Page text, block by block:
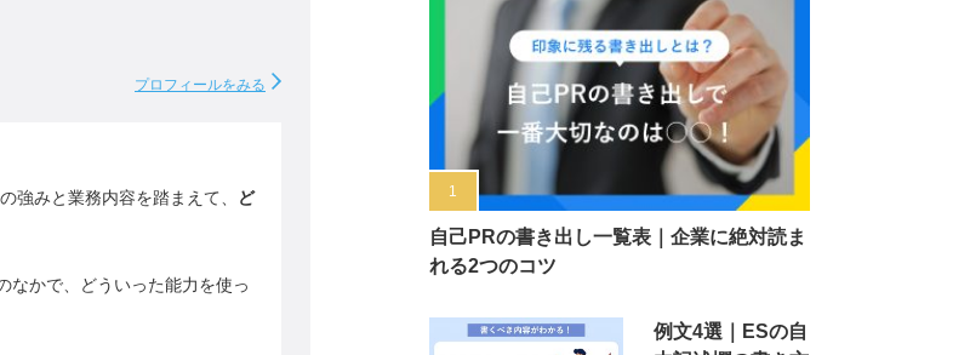
プロフィールをみる
強みと業務内容を踏まえて、
ど
なかで、どういった能力を使っ
自己PRの書き出し一覧表｜企業に絶対読ま
れる2つのコツ
例文4選｜ESの自